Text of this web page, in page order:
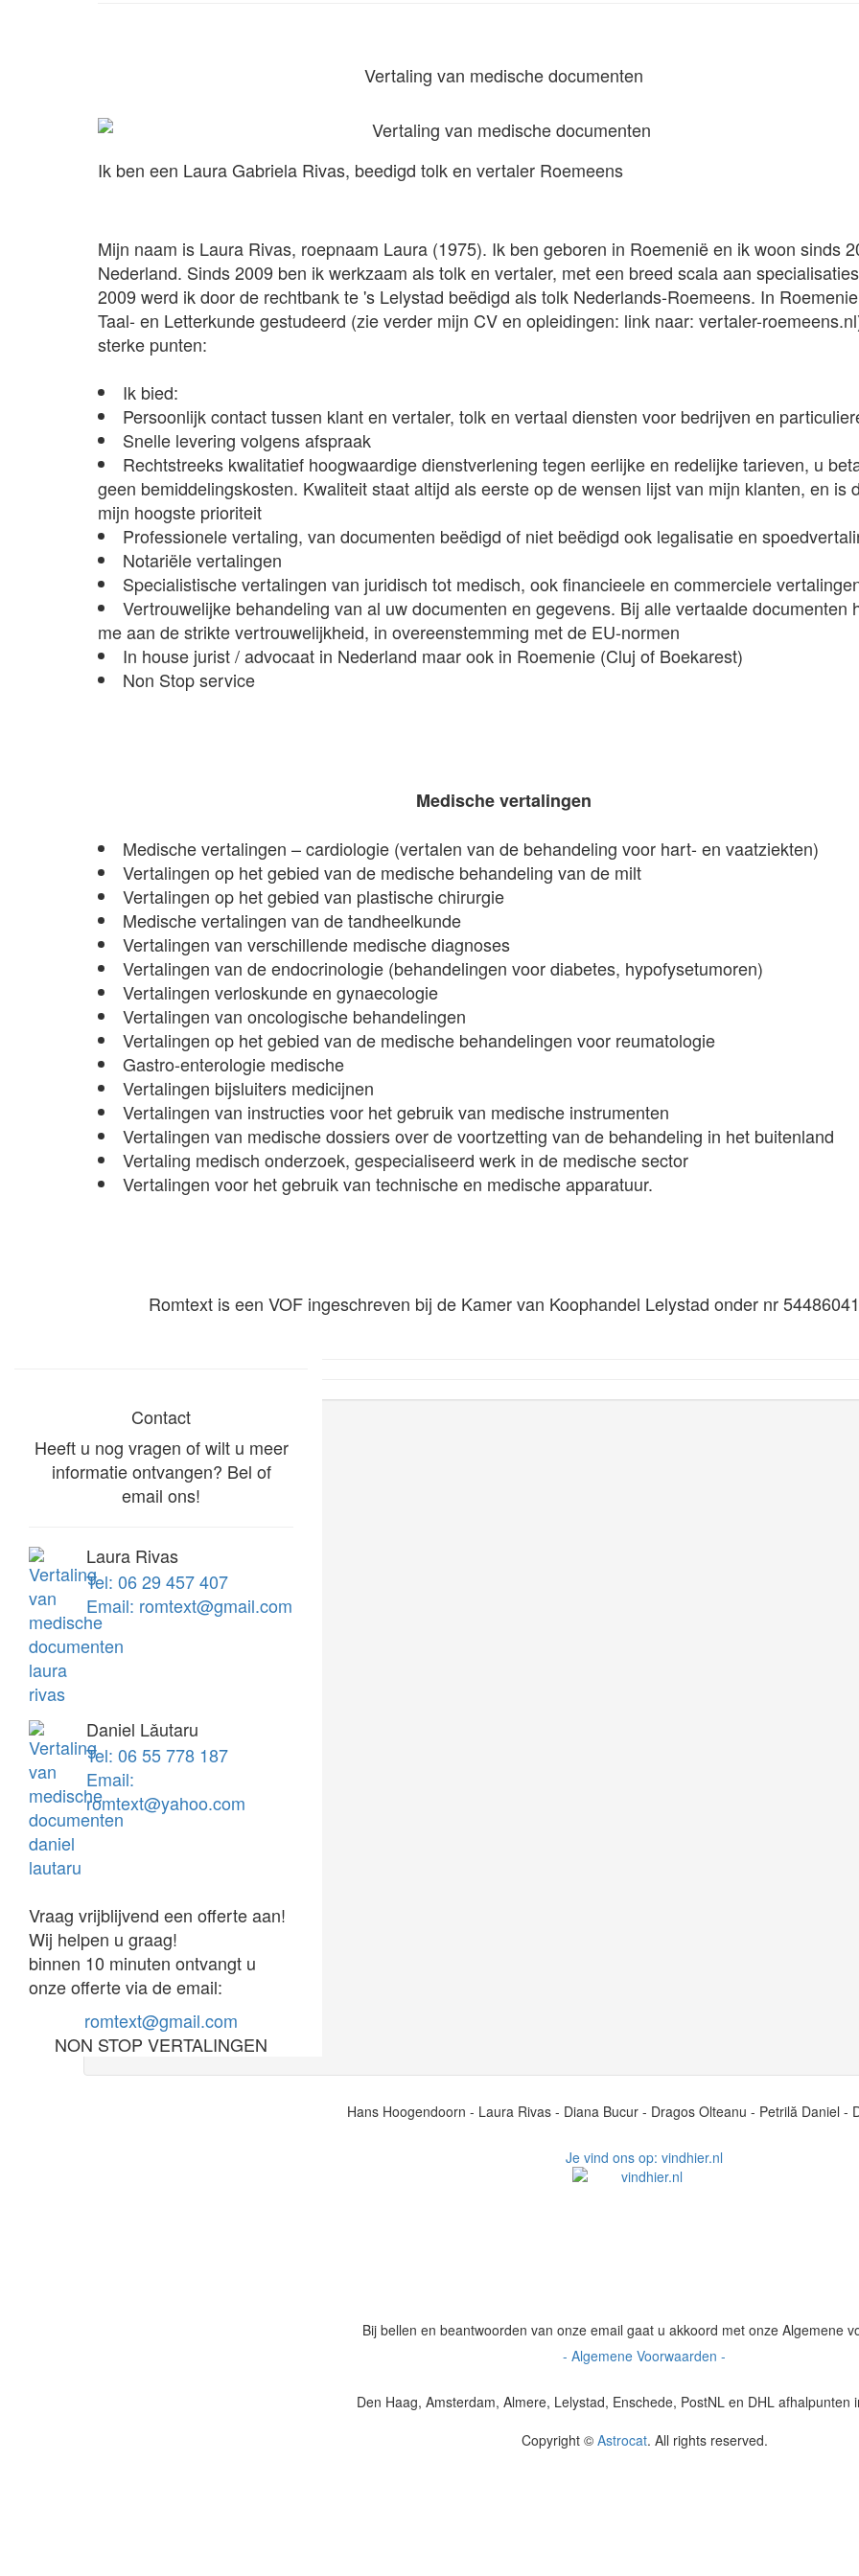
Vertaling van medische documenten
Ik ben een Laura Gabriela Rivas, beedigd tolk en vertaler Roemeens
Mijn naam is Laura Rivas, roepnaam Laura (1975). Ik ben geboren in Roemenië en ik woon sinds
Nederland. Sinds 2009 ben ik werkzaam als tolk en vertaler, met een breed scala aan
2009 werd ik door de rechtbank te 's Lelystad beëdigd als tolk Nederlands-Roemeens. In
Taal- en Letterkunde gestudeerd (zie verder mijn CV en opleidingen: link naar: vertaler-
sterke punten:
Ik bied:
Persoonlijk contact tussen klant en vertaler, tolk en vertaal diensten voor bedrijven en
Snelle levering volgens afspraak
Rechtstreeks kwalitatief hoogwaardige dienstverlening tegen eerlijke en redelijke tarieven, u
geen bemiddelingskosten. Kwaliteit staat altijd als eerste op de wensen lijst van mijn klanten, en is
mijn hoogste prioriteit
Professionele vertaling, van documenten beëdigd of niet beëdigd ook legalisatie en
Notariële vertalingen
Specialistische vertalingen van juridisch tot medisch, ook financieele en commerciele
Vertrouwelijke behandeling van al uw documenten en gegevens. Bij alle vertaalde documenten
me aan de strikte vertrouwelijkheid, in overeenstemming met de EU-normen
In house jurist / advocaat in Nederland maar ook in Roemenie (Cluj of Boekarest)
Non Stop service
Medische vertalingen
Medische vertalingen – cardiologie (vertalen van de behandeling voor hart- en vaatziekten)
Vertalingen op het gebied van de medische behandeling van de milt
Vertalingen op het gebied van plastische chirurgie
Medische vertalingen van de tandheelkunde
Vertalingen van verschillende medische diagnoses
Vertalingen van de endocrinologie (behandelingen voor diabetes, hypofysetumoren)
Vertalingen verloskunde en gynaecologie
Vertalingen van oncologische behandelingen
Vertalingen op het gebied van de medische behandelingen voor reumatologie
Gastro-enterologie medische
Vertalingen bijsluiters medicijnen
Vertalingen van instructies voor het gebruik van medische instrumenten
Vertalingen van medische dossiers over de voortzetting van de behandeling in het buitenland
Vertaling medisch onderzoek, gespecialiseerd werk in de medische sector
Vertalingen voor het gebruik van technische en medische apparatuur.
Romtext is een VOF ingeschreven bij de Kamer van Koophandel Lelystad onder nr 54486041
Contact
Heeft u nog vragen of wilt u meer
informatie ontvangen? Bel of
email ons!
Laura Rivas
Tel: 06 29 457 407
Email: romtext@gmail.com
Daniel Lǎutaru
Tel: 06 55 778 187
Email:
romtext@yahoo.com
Vraag vrijblijvend een offerte aan!
Wij helpen u graag!
binnen 10 minuten ontvangt u
onze offerte via de email:
romtext@gmail.com
NON STOP VERTALINGEN
Hans Hoogendoorn - Laura Rivas - Diana Bucur - Dragos Olteanu - Petrilă Daniel -
Je vind ons op: vindhier.nl
Bij bellen en beantwoorden van onze email gaat u akkoord met onze Algemene
- Algemene Voorwaarden -
Den Haag, Amsterdam, Almere, Lelystad, Enschede, PostNL en DHL afhalpunten
Copyright © Astrocat. All rights reserved.